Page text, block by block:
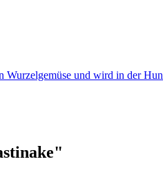
Wurzelgemüse und wird in der